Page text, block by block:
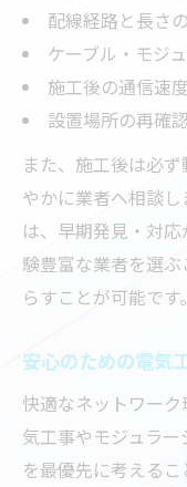
配線経路と長さ
ケーブル・モジ
施工後の通信速
設置場所の再確
また、施工後は必
やかに業者へ相談
は、早期発見・対
験豊富な業者を選
らすことが可能です。
安心のための電気
快適なネットワー
気工事やモジュラー
を最優先に考える